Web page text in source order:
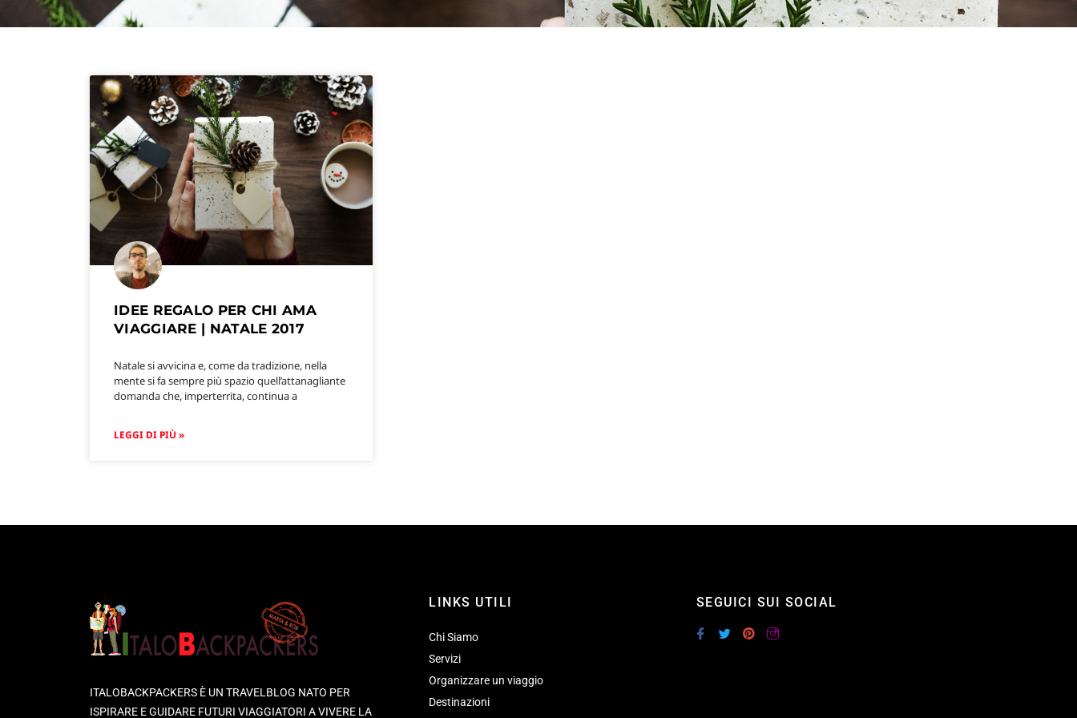
IDEE REGALO PER CHI AMA
VIAGGIARE | NATALE 2017
Natale si avvicina e, come da tradizione, nella
mente si fa sempre più spazio quell’attanagliante
domanda che, imperterrita, continua a
LEGGI DI PIÙ »
ITALOBACKPACKERS È UN TRAVELBLOG NATO PER
ISPIRARE E GUIDARE FUTURI VIAGGIATORI A VIVERE LA
LINKS UTILI
Chi Siamo
Servizi
Organizzare un viaggio
Destinazioni
SEGUICI SUI SOCIAL